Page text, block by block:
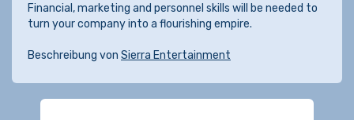
Financial, marketing and personnel skills will be needed to
turn your company into a flourishing empire.
Beschreibung von Sierra Entertainment